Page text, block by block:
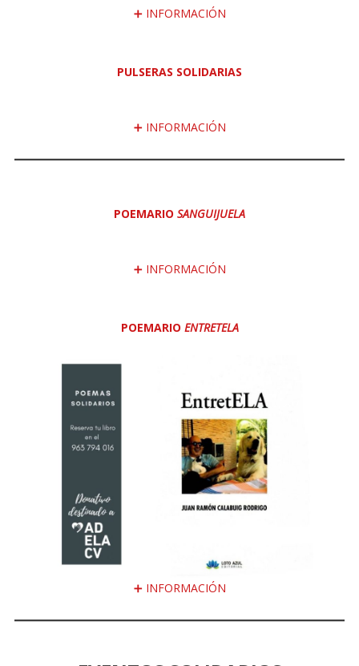
➕ INFORMACIÓN
PULSERAS SOLIDARIAS
➕ INFORMACIÓN
POEMARIO SANGUIJUELA
➕ INFORMACIÓN
POEMARIO ENTRETELA
➕ INFORMACIÓN